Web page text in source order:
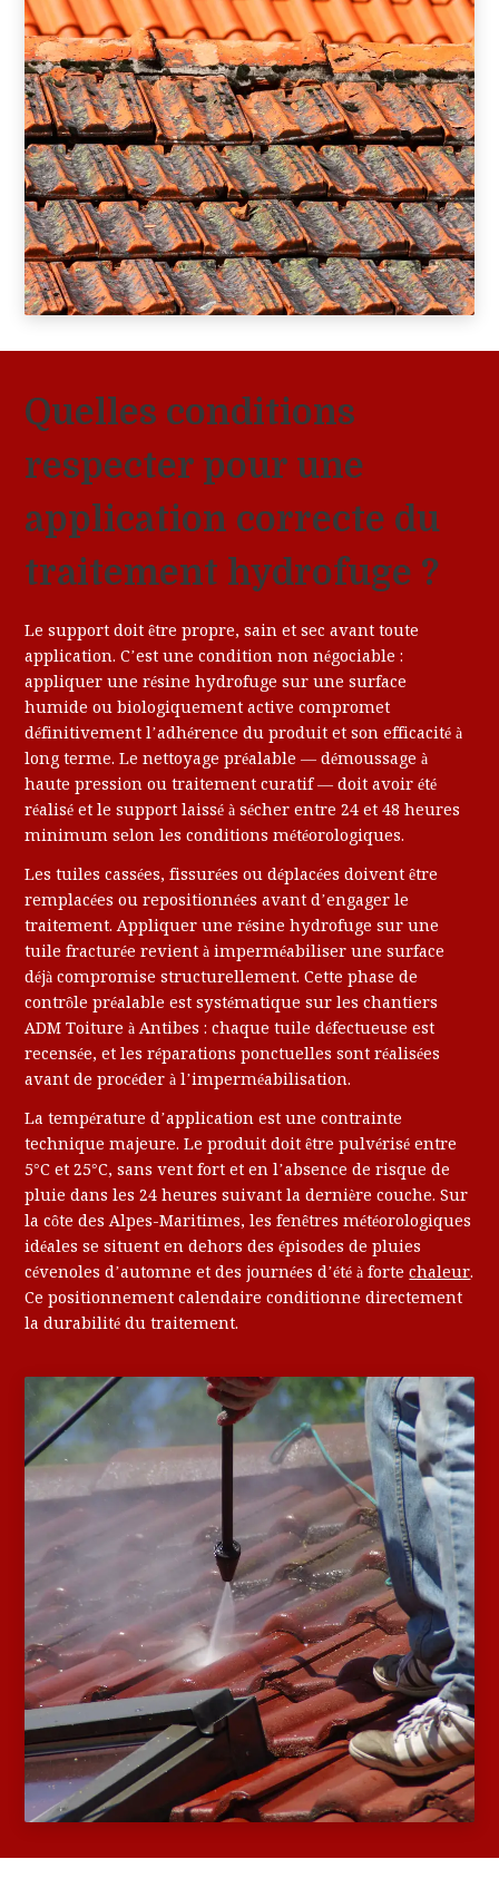
Quelles conditions
respecter pour une
application correcte du
traitement hydrofuge ?
Le support doit être propre, sain et sec avant toute
application. C’est une condition non négociable :
appliquer une résine hydrofuge sur une surface
humide ou biologiquement active compromet
définitivement l’adhérence du produit et son efficacité à
long terme. Le nettoyage préalable — démoussage à
haute pression ou traitement curatif — doit avoir été
réalisé et le support laissé à sécher entre 24 et 48 heures
minimum selon les conditions météorologiques.
Les tuiles cassées, fissurées ou déplacées doivent être
remplacées ou repositionnées avant d’engager le
traitement. Appliquer une résine hydrofuge sur une
tuile fracturée revient à imperméabiliser une surface
déjà compromise structurellement. Cette phase de
contrôle préalable est systématique sur les chantiers
ADM Toiture à Antibes : chaque tuile défectueuse est
recensée, et les réparations ponctuelles sont réalisées
avant de procéder à l’imperméabilisation.
La température d’application est une contrainte
technique majeure. Le produit doit être pulvérisé entre
5°C et 25°C, sans vent fort et en l’absence de risque de
pluie dans les 24 heures suivant la dernière couche. Sur
la côte des Alpes-Maritimes, les fenêtres météorologiques
idéales se situent en dehors des épisodes de pluies
cévenoles d’automne et des journées d’été à fortechaleur.
Ce positionnement calendaire conditionne directement
la durabilité du traitement.